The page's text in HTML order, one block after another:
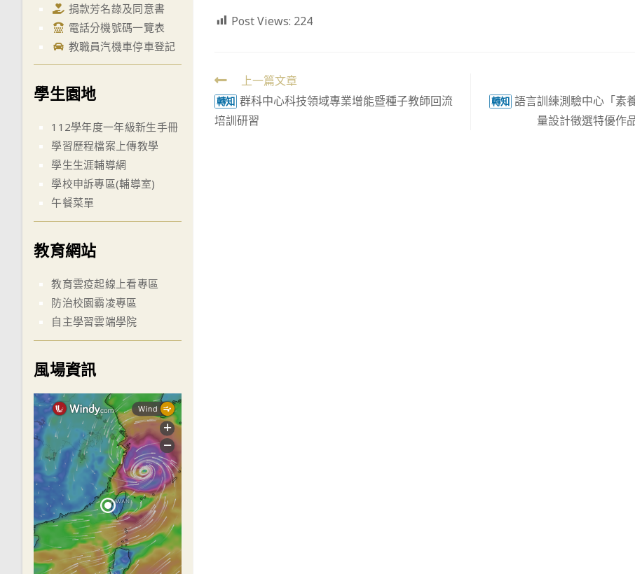
Post Views: 224
Read
more
articles
上一篇文章
轉知 群科中心科技領域專業增能暨種子教師回流
培訓研習
轉知 語言訓練測驗中心「素
量設計徵選特優作
捐款芳名錄及同意書
電話分機號碼一覽表
教職員汽機車停車登記
學生園地
112學年度一年級新生手冊
學習歷程檔案上傳教學
學生生涯輔導網
學校申訴專區(輔導室)
午餐菜單
教育網站
教育雲疫起線上看專區
防治校園霸凌專區
自主學習雲端學院
風場資訊